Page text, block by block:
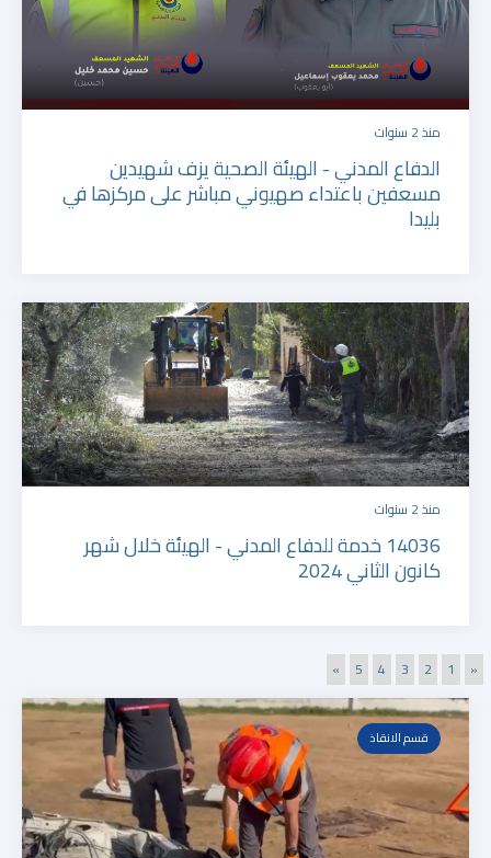
منذ 2 سنوات
الدفاع المدني - الهيئة الصحية يزف شهيدين
مسعفين باعتداء صهيوني مباشر على مركزها في
بليدا
منذ 2 سنوات
14036 خدمة للدفاع المدني - الهيئة خلال شهر
كانون الثاني 2024
«
1
2
3
4
5
»
قسم الانقاذ